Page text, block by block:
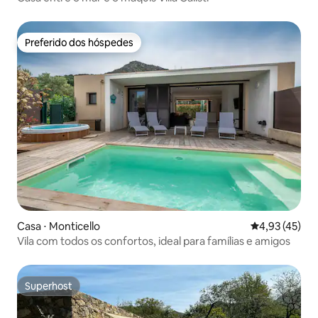
Preferido dos hóspedes
Preferido dos hóspedes
Casa ⋅ Monticello 4,93 de uma
4,93 (45)
Vila com todos os confortos, ideal para famílias e amigos
Superhost
Superhost